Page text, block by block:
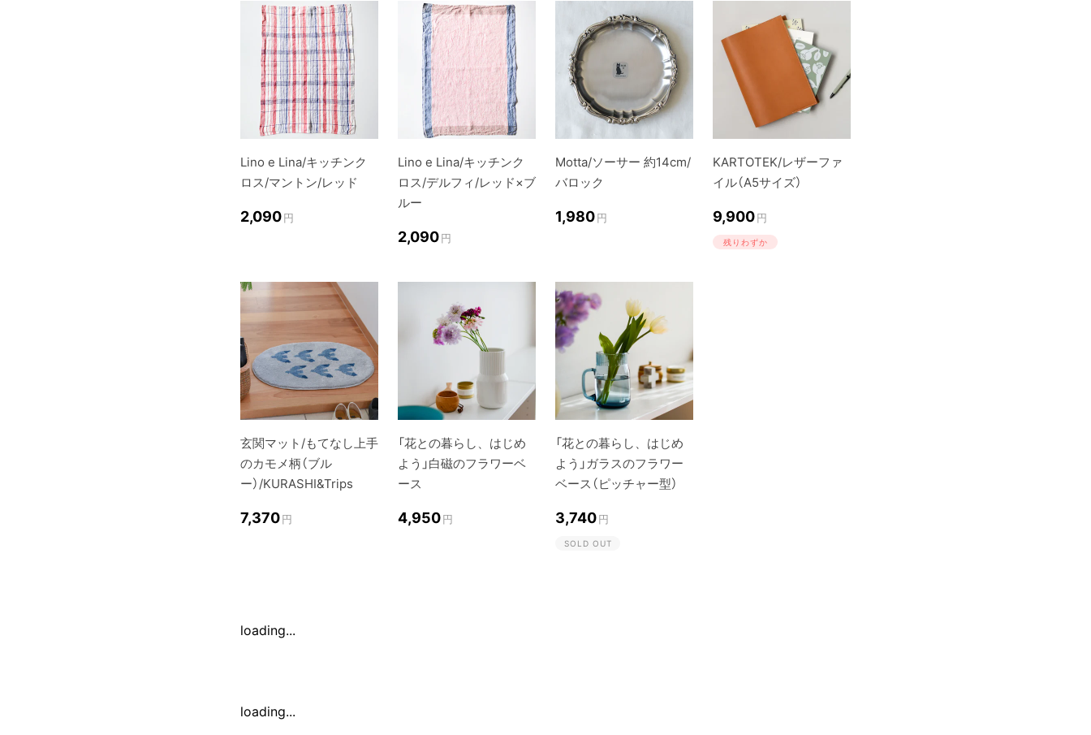
Lino e Lina/キッチンク
ロス/マントン/レッド
2,090円
Lino e Lina/キッチンク
ロス/デルフィ/レッド×ブ
ルー
2,090円
Motta/ソーサー 約14cm/
バロック
1,980円
KARTOTEK/レザーファ
イル（A5サイズ）
9,900円
残りわずか
玄関マット/もてなし上手
のカモメ柄（ブル
ー）/KURASHI&Trips
7,370円
「花との暮らし、はじめ
よう」白磁のフラワーベ
ース
4,950円
「花との暮らし、はじめ
よう」ガラスのフラワー
ベース（ピッチャー型）
3,740円
SOLD OUT
loading...
loading...